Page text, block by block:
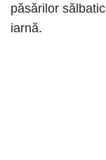
păsărilor
iarnă.